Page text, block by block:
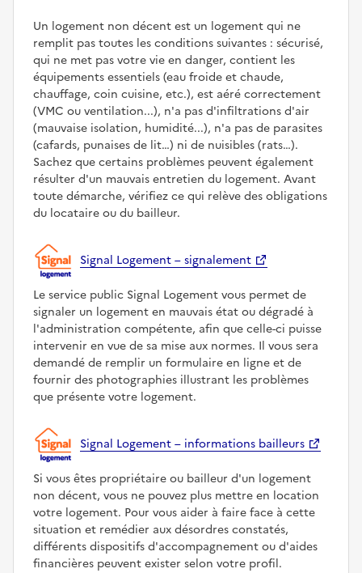
Un logement non décent est un logement qui ne
remplit pas toutes les conditions suivantes : sécurisé,
qui ne met pas votre vie en danger, contient les
équipements essentiels (eau froide et chaude,
chauffage, coin cuisine, etc.), est aéré correctement
(VMC ou ventilation...), n'a pas d'infiltrations d'air
(mauvaise isolation, humidité...), n'a pas de parasites
(cafards, punaises de lit…) ni de nuisibles (rats…).
Sachez que certains problèmes peuvent également
résulter d'un mauvais entretien du logement. Avant
toute démarche, vérifiez ce qui relève des obligations
du locataire ou du bailleur.
Signal Logement – signalement
Le service public Signal Logement vous permet de
signaler un logement en mauvais état ou dégradé à
l'administration compétente, afin que celle-ci puisse
intervenir en vue de sa mise aux normes. Il vous sera
demandé de remplir un formulaire en ligne et de
fournir des photographies illustrant les problèmes
que présente votre logement.
Signal Logement – informations bailleurs
Si vous êtes propriétaire ou bailleur d'un logement
non décent, vous ne pouvez plus mettre en location
votre logement. Pour vous aider à faire face à cette
situation et remédier aux désordres constatés,
différents dispositifs d'accompagnement ou d'aides
financières peuvent exister selon votre profil.